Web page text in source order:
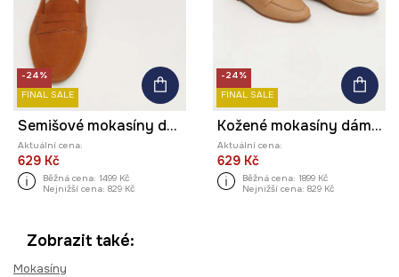
-24%
FINAL SALE
Semišové mokasíny dámské s elastickou podrážkou hnědá barva
Aktuální cena:
629 Kč
Běžná cena: 1499 Kč
Nejnižší cena: 829 Kč
-24%
FINAL SALE
Kožené mokasíny dámské s elastickou podrážkou béžová barva
Aktuální cena:
629 Kč
Běžná cena: 1899 Kč
Nejnižší cena: 829 Kč
Zobrazit také:
Mokasíny